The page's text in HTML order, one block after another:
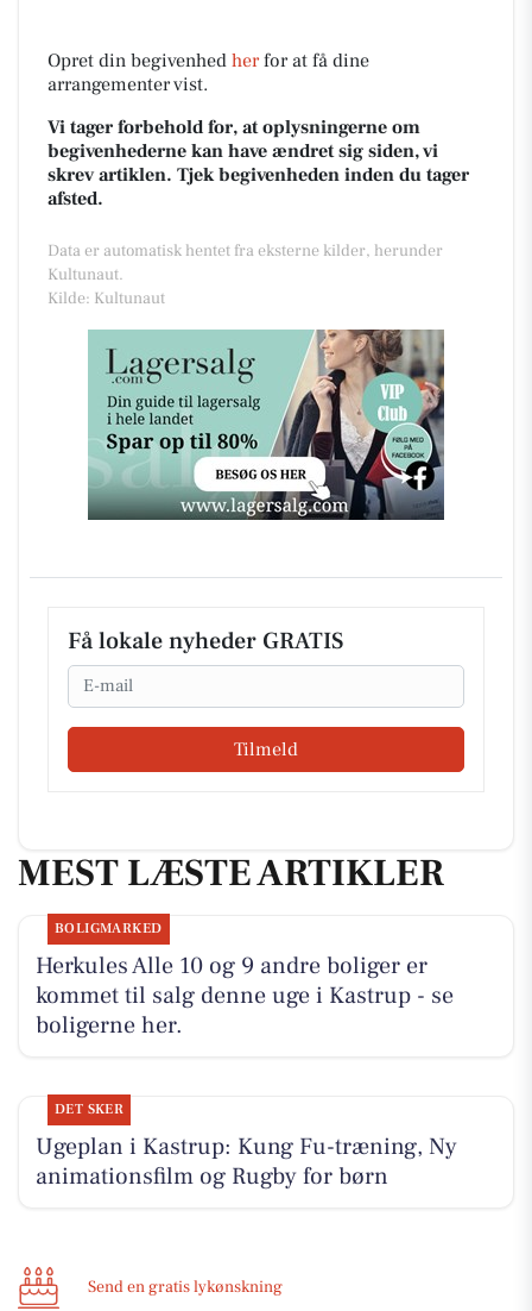
Opret din begivenhed herfor at få dine
arrangementer vist.
Vi tager forbehold for, at oplysningerne om
begivenhederne kan have ændret sig siden, vi
skrev artiklen. Tjek begivenheden inden du tager
afsted.
Data er automatisk hentet fra eksterne kilder, herunder
Kultunaut.
Kilde: Kultunaut
Få lokale nyheder GRATIS
Email
Tilmeld
MEST LÆSTE ARTIKLER
BOLIGMARKED
Herkules Alle 10 og 9 andre boliger er
kommet til salg denne uge i Kastrup - se
boligerne her.
DET SKER
Ugeplan i Kastrup: Kung Fu-træning, Ny
animationsfilm og Rugby for børn
Send en gratis lykønskning